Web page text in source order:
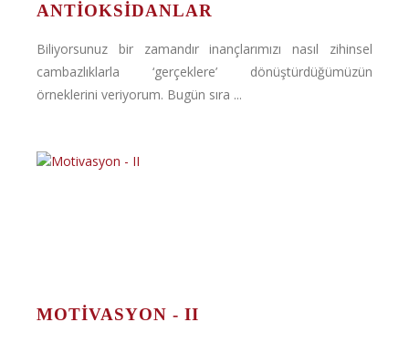
ANTIOKSIDANLAR
Biliyorsunuz bir zamandır inançlarımızı nasıl zihinsel
cambazlıklarla ‘gerçeklere’ dönüştürdüğümüzün
örneklerini veriyorum. Bugün sıra ...
MOTIVASYON - II